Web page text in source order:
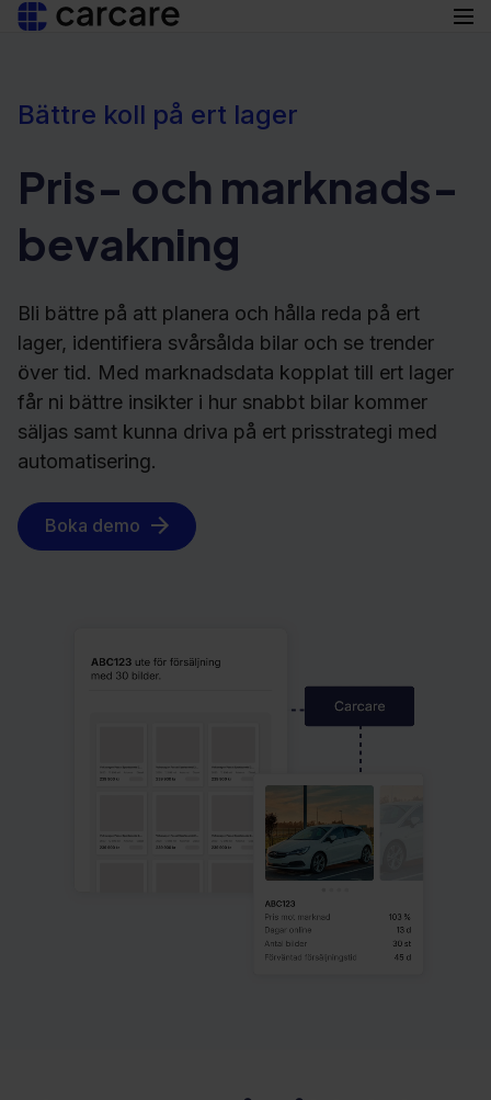
Bättre koll på ert lager
Pris- och marknads­
be­vakning
Bli bättre på att planera och hålla reda på ert
lager, identifiera svårsålda bilar och se trender
över tid. Med marknadsdata kopplat till ert lager
får ni bättre insikter i hur snabbt bilar kommer
säljas samt kunna driva på ert prisstrategi med
automatisering.
Boka demo